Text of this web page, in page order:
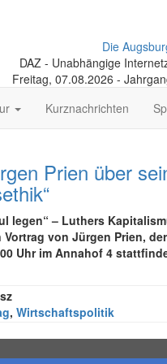
Die
DAZ - Unabhängige
Freitag, 07.08.2026 -
Kurznachrichten
Prien über
legen“ – Luthers
von Jürgen Prien,
Uhr im Annahof 4
, Wirtschaftspolitik